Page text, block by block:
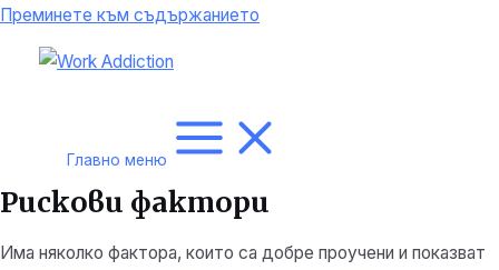
Преминете към съдържанието
Главно меню
Рискови фактори
Има няколко фактора, които са добре проучени и показват